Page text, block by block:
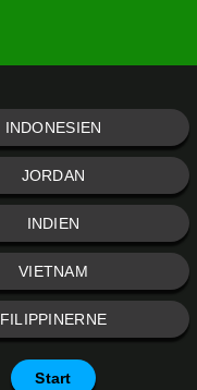
INDONESIEN
JORDAN
INDIEN
VIETNAM
FILIPPINERNE
Start